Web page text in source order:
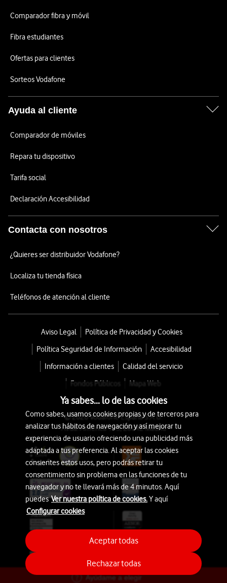
Ayúdame a elegir
Comparador fibra y móvil
Fibra estudiantes
Ofertas para clientes
Sorteos Vodafone
Ayuda al cliente
Comparador de móviles
Repara tu dispositivo
Tarifa social
Declaración Accesibilidad
Contacta con nosotros
¿Quieres ser distribuidor Vodafone?
Localiza tu tienda física
Teléfonos de atención al cliente
Aviso Legal
Política de Privacidad y Cookies
Política Seguridad de Información
Accesibilidad
Información a clientes
Calidad del servicio
Fondos Públicos
Mapa Web
© 2026 Vodafone España S.A.U.
Avda. América 115, 28042 Madrid
Ya sabes... lo de las cookies
Como sabes, usamos cookies propias y de terceros para
analizar tus hábitos de navegación y así mejorar tu
experiencia de usuario ofreciendo una publicidad más
adaptada a tus preferencia. Al aceptar las cookies
consientes estos usos, pero podrás retirar tu
consentimiento sin problema en las funciones de tu
navegador y no te llevará más de 4 minutos. Aquí
puedesVer nuestra política de cookies.Y aquí
Configurar cookies
Rechazar todas
Aceptar todas